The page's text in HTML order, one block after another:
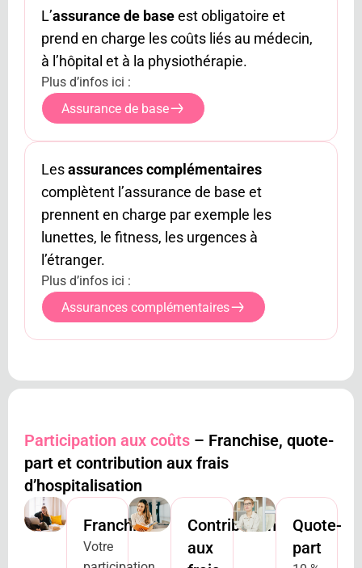
L’assurance de baseest obligatoire et
prend en charge les coûts liés au médecin,
à l’hôpital et à la physiothérapie.
Plus d’infos ici :
Assurance de base
Lesassurances complémentaires
complètent l’assurance de base et
prennent en charge par exemple les
lunettes, le fitness, les urgences à
l’étranger.
Plus d’infos ici :
Assurances complémentaires
Participation aux coûts – Franchise, quote-
part et contribution aux frais
d’hospitalisation
Franchise
Votre
Contribution
aux
Quote-
part